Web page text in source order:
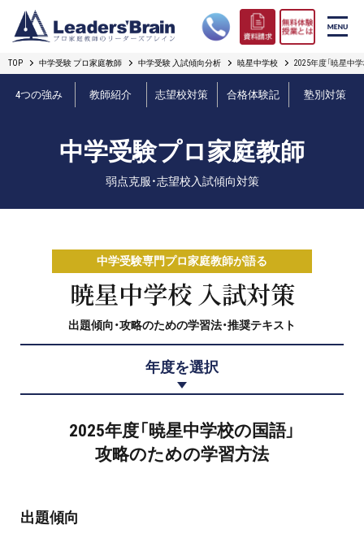
リーダーズブレインの強み
プロ教師紹介
無料体験授業とは
短期フリープラン
プロ家庭教師の英検®対策
費用について
お申込みの流れ
よくある質問
TOP 中学受験 プロ家庭教師 中学受験 入試傾向分析 暁星中学校 2025年度「暁星中
4つの強み 教師紹介 志望校対策 合格体験記 塾別対策
中学受験プロ家庭教師
弱点克服・志望校入試傾向対策
中学受験専門プロ家庭教師が語る
暁星中学校 入試対策
出題傾向・攻略のための学習法・推奨テキスト
年度を選択
2025年度「暁星中学校の国語」
攻略のための学習方法
出題傾向